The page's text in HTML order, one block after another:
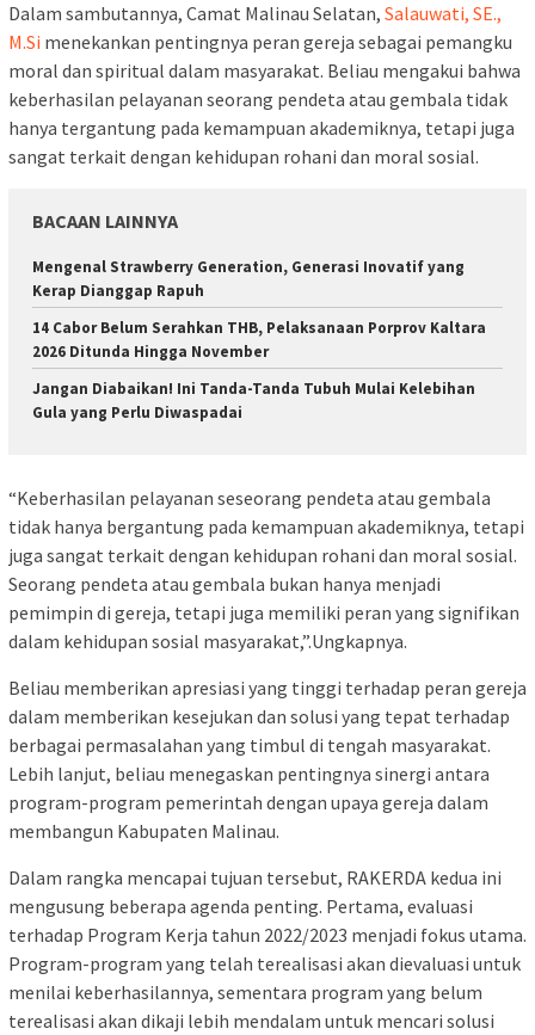
Dalam sambutannya, Camat Malinau Selatan, Salauwati, SE.,
M.Si menekankan pentingnya peran gereja sebagai pemangku
moral dan spiritual dalam masyarakat. Beliau mengakui bahwa
keberhasilan pelayanan seorang pendeta atau gembala tidak
hanya tergantung pada kemampuan akademiknya, tetapi juga
sangat terkait dengan kehidupan rohani dan moral sosial.
BACAAN LAINNYA
Mengenal Strawberry Generation, Generasi Inovatif yang
Kerap Dianggap Rapuh
14 Cabor Belum Serahkan THB, Pelaksanaan Porprov Kaltara
2026 Ditunda Hingga November
Jangan Diabaikan! Ini Tanda-Tanda Tubuh Mulai Kelebihan
Gula yang Perlu Diwaspadai
“Keberhasilan pelayanan seseorang pendeta atau gembala
tidak hanya bergantung pada kemampuan akademiknya, tetapi
juga sangat terkait dengan kehidupan rohani dan moral sosial.
Seorang pendeta atau gembala bukan hanya menjadi
pemimpin di gereja, tetapi juga memiliki peran yang signifikan
dalam kehidupan sosial masyarakat,”.Ungkapnya.
Beliau memberikan apresiasi yang tinggi terhadap peran gereja
dalam memberikan kesejukan dan solusi yang tepat terhadap
berbagai permasalahan yang timbul di tengah masyarakat.
Lebih lanjut, beliau menegaskan pentingnya sinergi antara
program-program pemerintah dengan upaya gereja dalam
membangun Kabupaten Malinau.
Dalam rangka mencapai tujuan tersebut, RAKERDA kedua ini
mengusung beberapa agenda penting. Pertama, evaluasi
terhadap Program Kerja tahun 2022/2023 menjadi fokus utama.
Program-program yang telah terealisasi akan dievaluasi untuk
menilai keberhasilannya, sementara program yang belum
terealisasi akan dikaji lebih mendalam untuk mencari solusi